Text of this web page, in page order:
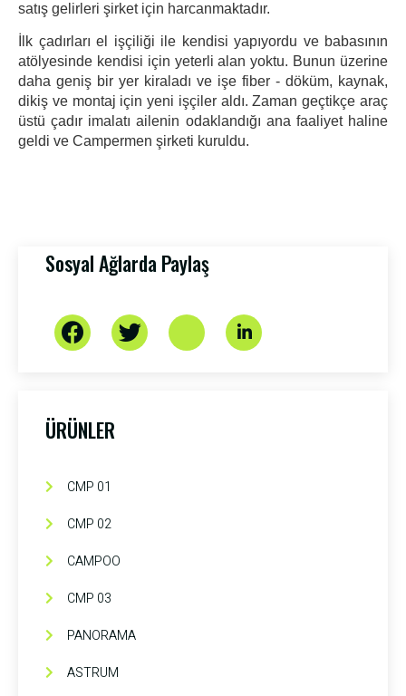
satış gelirleri şirket için harcanmaktadır.
İlk çadırları el işçiliği ile kendisi yapıyordu ve babasının
atölyesinde kendisi için yeterli alan yoktu. Bunun üzerine
daha geniş bir yer kiraladı ve işe fiber - döküm, kaynak,
dikiş ve montaj için yeni işçiler aldı. Zaman geçtikçe araç
üstü çadır imalatı ailenin odaklandığı ana faaliyet haline
geldi ve Campermen şirketi kuruldu.
Sosyal Ağlarda Paylaş
ÜRÜNLER
CMP 01
CMP 02
CAMPOO
CMP 03
PANORAMA
ASTRUM